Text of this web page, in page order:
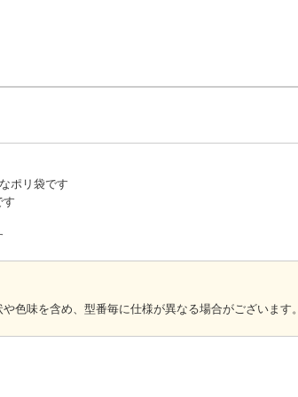
ポリ袋です
す
色味を含め、型番毎に仕様が異なる場合がございます。